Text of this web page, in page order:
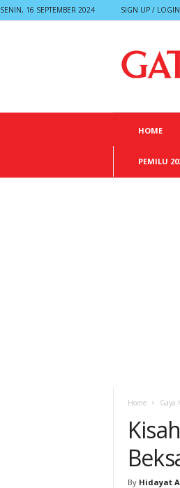
SENIN, 16 SEPTEMBER 2024 SIGN UP / LOGIN
HOME
PEMILU
Home Gaya
By Hidayat